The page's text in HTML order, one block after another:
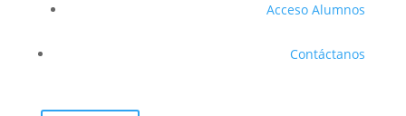
Acceso Alumnos
Contáctanos